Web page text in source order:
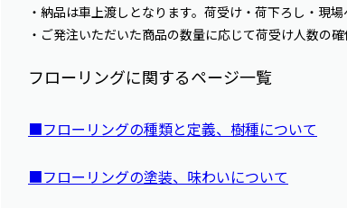
・納品は車上渡しとなります。荷受け・荷下ろし・現
・ご発注いただいた商品の数量に応じて荷受け人数の確
フローリングに関するページ一覧
■フローリングの種類と定義、樹種について
■フローリングの塗装、味わいについて